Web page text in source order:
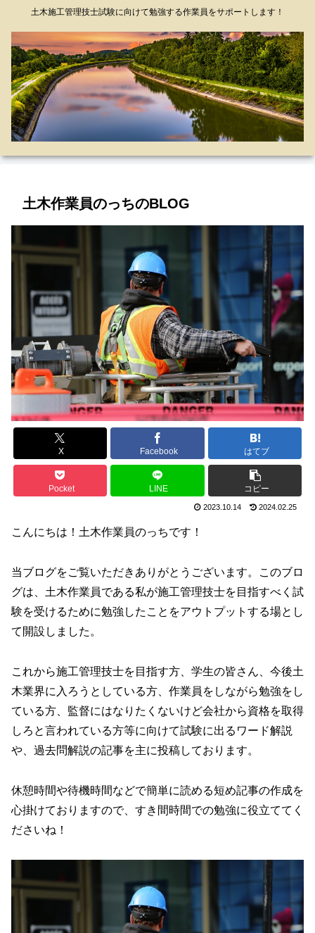
土木施工管理技士試験に向けて勉強する作業員をサポートします！
土木作業員のっちのBLOG
X Facebook はてブ
Pocket LINE コピー
2023.10.14 2024.02.25
こんにちは！土木作業員のっちです！
当ブログをご覧いただきありがとうございます。このブロ
グは、土木作業員である私が施工管理技士を目指すべく試
験を受けるために勉強したことをアウトプットする場とし
て開設しました。
これから施工管理技士を目指す方、学生の皆さん、今後土
木業界に入ろうとしている方、作業員をしながら勉強をし
ている方、監督にはなりたくないけど会社から資格を取得
しろと言われている方等に向けて試験に出るワード解説
や、過去問解説の記事を主に投稿しております。
休憩時間や待機時間などで簡単に読める短め記事の作成を
心掛けておりますので、すき間時間での勉強に役立ててく
ださいね！